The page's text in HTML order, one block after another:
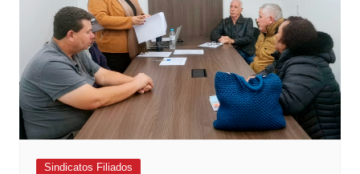
Sindicatos Filiados